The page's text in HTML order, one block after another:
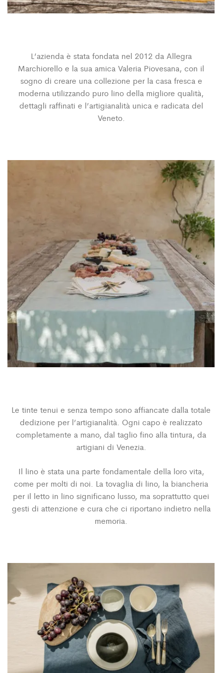
L’azienda è stata fondata nel 2012 da Allegra
Marchiorello e la sua amica Valeria Piovesana, con il
sogno di creare una collezione per la casa fresca e
moderna utilizzando puro lino della migliore qualità,
dettagli raffinati e l’artigianalità unica e radicata del
Veneto.
Le tinte tenui e senza tempo sono affiancate dalla totale
dedizione per l’artigianalità. Ogni capo è realizzato
completamente a mano, dal taglio fino alla tintura, da
artigiani di Venezia.
Il lino è stata una parte fondamentale della loro vita,
come per molti di noi. La tovaglia di lino, la biancheria
per il letto in lino significano lusso, ma soprattutto quei
gesti di attenzione e cura che ci riportano indietro nella
memoria.